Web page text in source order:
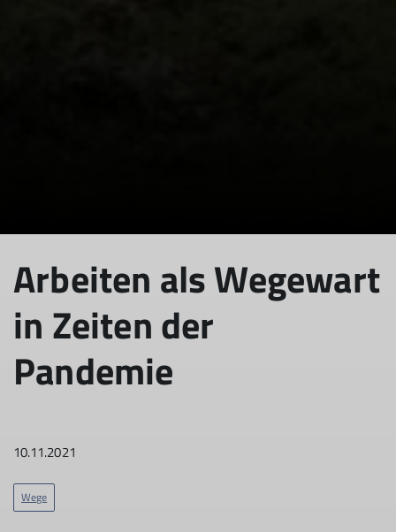
Arbeiten als Wegewart
in Zeiten der
Pandemie
10.11.2021
Wege